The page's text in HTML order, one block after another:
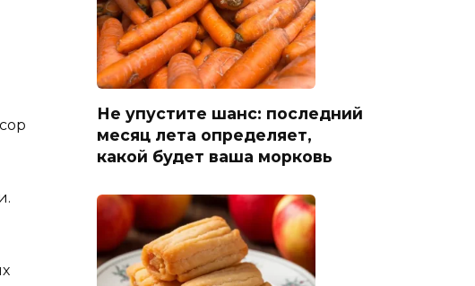
Не упустите шанс: последний
месяц лета определяет,
какой будет ваша морковь